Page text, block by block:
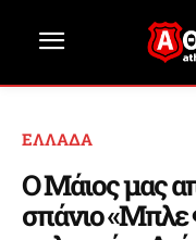
ΕΛΛΑΔΑ
Ο Μάιος μας
σπάνιο «Μπλε